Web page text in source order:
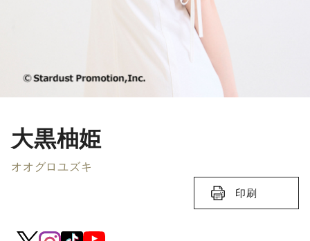
大黒柚姫
オオグロユズキ
印刷